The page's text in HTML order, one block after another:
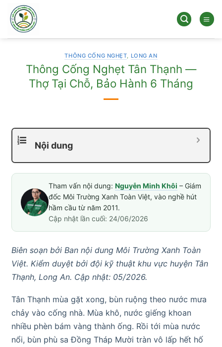
qua
dung
THÔNG CỐNG NGHẸT, LONG AN
Thông Cống Nghẹt Tân Thạnh —
Thợ Tại Chỗ, Bảo Hành 6 Tháng
Nội dung
Tham vấn nội dung: Nguyễn Minh Khôi – Giám
đốc Môi Trường Xanh Toàn Việt, vào nghề hút
hầm cầu từ năm 2011.
Cập nhật lần cuối: 24/06/2026
Biên soạn bởi Ban nội dung Môi Trường Xanh Toàn
Việt. Kiểm duyệt bởi đội kỹ thuật khu vực huyện Tân
Thạnh, Long An. Cập nhật: 05/2026.
Tân Thạnh mùa gặt xong, bùn ruộng theo nước mưa
chảy vào cống nhà. Mùa khô, nước giếng khoan
nhiều phèn bám vàng thành ống. Rồi tới mùa nước
nổi, bùn phù sa Đồng Tháp Mười tràn vô lấp hết hố